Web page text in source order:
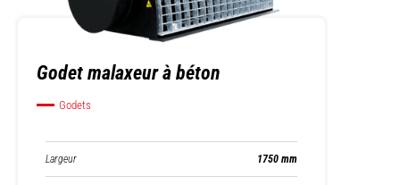
Godet malaxeur à béton
Godets
Largeur 1750 mm